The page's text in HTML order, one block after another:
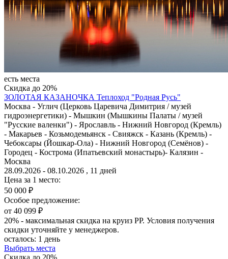
есть места
Скидка до 20%
ЗОЛОТАЯ КАЗАНОЧКА Теплоход "Родная Русь"
Москва - Углич (Церковь Царевича Димитрия / музей
гидроэнергетики) - Мышкин (Мышкины Палаты / музей
"Русские валенки") - Ярославль - Нижний Новгород (Кремль)
- Макарьев - Козьмодемьянск - Свияжск - Казань (Кремль) -
Чебоксары (Йошкар-Ола) - Нижний Новгород (Семёнов) -
Городец - Кострома (Ипатьевский монастырь)- Калязин -
Москва
28.09.2026 - 08.10.2026 , 11 дней
Цена за 1 место:
50 000 ₽
Особое предложение:
от 40 099 ₽
20% - максимальная скидка на круиз РР. Условия получения
скидки уточняйте у менеджеров.
осталось: 1 день
Выбрать места
Скидка до 20%